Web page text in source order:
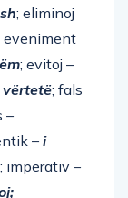
; eliminoj
eveniment
; evitoj –
vërtetë; fals
–
–i
; imperativ –